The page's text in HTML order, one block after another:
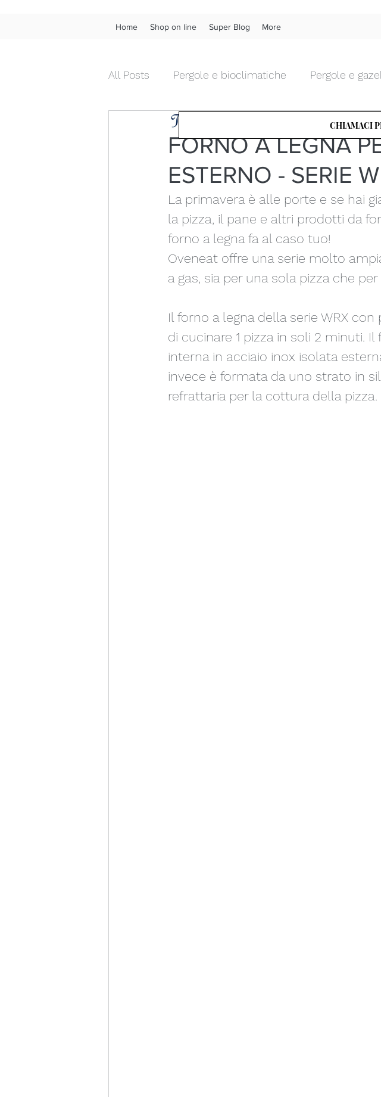
Home Shop on line Super Blog More
All Posts Pergole e bioclimatiche Pergole e
Tende da interno diritte Tende da interno
Chiusure da esterni in pvc Chiusure da esterni
Fonoassorbenza acustica Arte e Design
Frangivista Vele Cucine e BBQ
FORNO A LEGNA
ESTERNO - SERIE
Tempo di
La primavera è alle porte e se hai
la pizza, il pane e altri prodotti da
forno a legna fa al caso tuo!
Oveneat offre una serie molto
a gas, sia per una sola pizza che
Il forno a legna della serie WRX
di cucinare 1 pizza in soli 2 minuti.
interna in acciaio inox isolata
invece è formata da uno strato in
refrattaria per la cottura della pizza.
CHIAMACI